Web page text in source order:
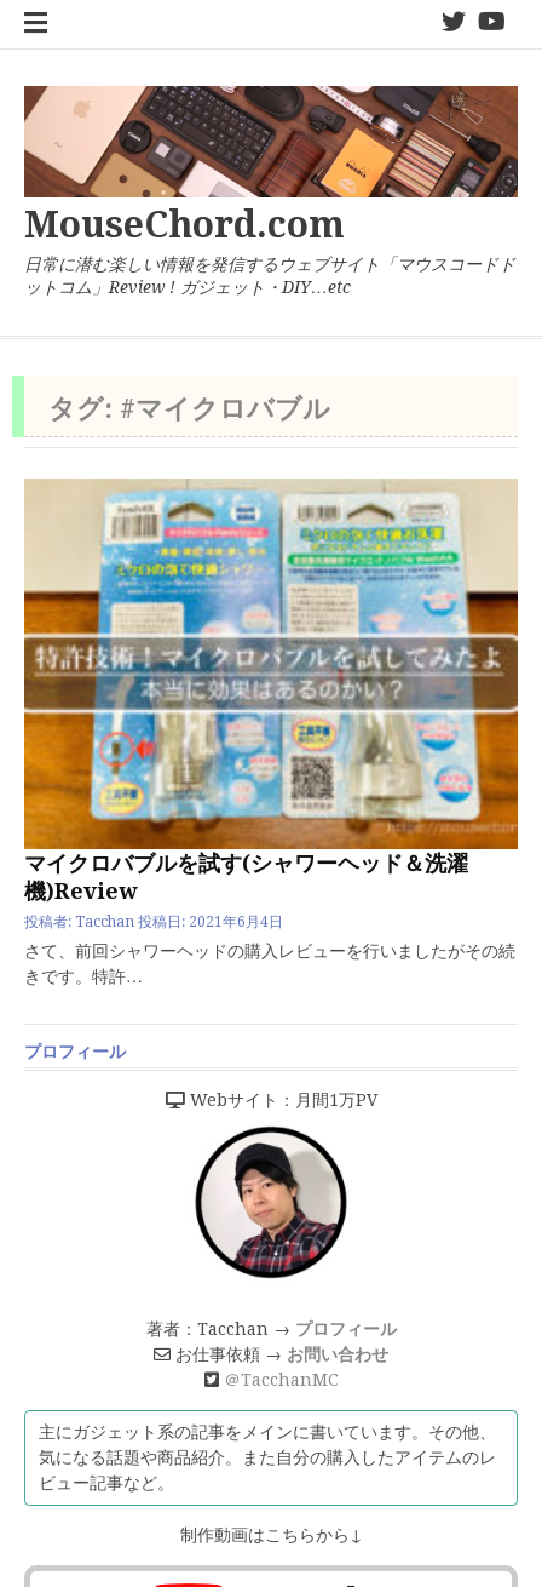
twitter
MouseChord.com
日常に潜む楽しい情報を発信するウェブサイト「マウスコードド
ットコム」Review ! ガジェット・DIY…etc
タグ: #マイクロバブル
マイクロバブルを試す(シャワーヘッド＆洗濯
機)Review
投稿者: Tacchan 投稿日: 2021年6月4日
さて、前回シャワーヘッドの購入レビューを行いましたがその続
きです。特許…
プロフィール
Webサイト：月間1万PV
著者：Tacchan → プロフィール
お仕事依頼 → お問い合わせ
＠TacchanMC
主にガジェット系の記事をメインに書いています。その他、
気になる話題や商品紹介。また自分の購入したアイテムのレ
ビュー記事など。
制作動画はこちらから↓